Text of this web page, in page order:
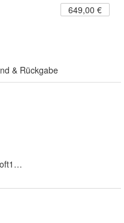
649,00 €
& Rückgabe